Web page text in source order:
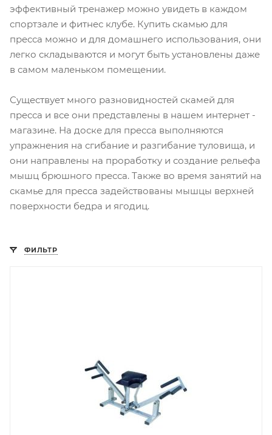
эффективный тренажер можно увидеть в каждом
спортзале и фитнес клубе. Купить скамью для
пресса можно и для домашнего использования, они
легко складываются и могут быть установлены даже
в самом маленьком помещении.
Существует много разновидностей скамей для
пресса и все они представлены в нашем интернет -
магазине. На доске для пресса выполняются
упражнения на сгибание и разгибание туловища, и
они направлены на проработку и создание рельефа
мышц брюшного пресса. Также во время занятий на
скамье для пресса задействованы мышцы верхней
поверхности бедра и ягодиц.
ФИЛЬТР